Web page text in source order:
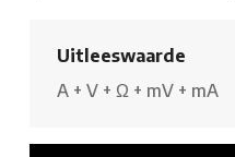
Uitleeswaarde
A + V + Ω + mV + mA